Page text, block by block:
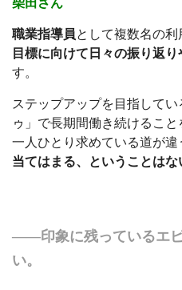
職業指導員として複数名の
目標に向けて日々の振り返
す。
ステップアップを目指して
ゥ」で長期間働き続けること
一人ひとり 求めている道が違
当てはまる、ということはな
――印象に残っているエ
い。